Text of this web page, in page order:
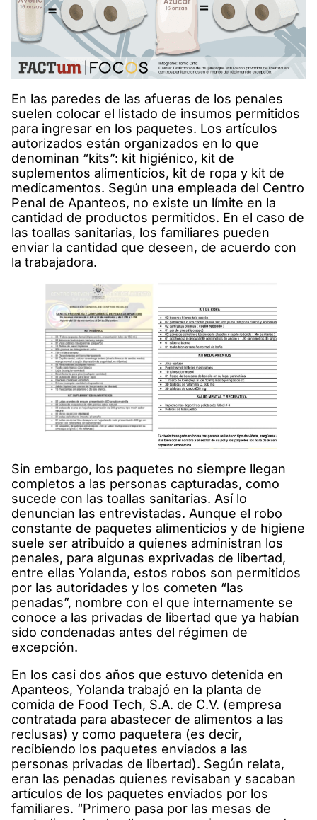
En las paredes de las afueras de los penales
suelen colocar el listado de insumos permitidos
para ingresar en los paquetes. Los artículos
autorizados están organizados en lo que
denominan “kits”: kit higiénico, kit de
suplementos alimenticios, kit de ropa y kit de
medicamentos. Según una empleada del Centro
Penal de Apanteos, no existe un límite en la
cantidad de productos permitidos. En el caso de
las toallas sanitarias, los familiares pueden
enviar la cantidad que deseen, de acuerdo con
la trabajadora.
Sin embargo, los paquetes no siempre llegan
completos a las personas capturadas, como
sucede con las toallas sanitarias. Así lo
denuncian las entrevistadas. Aunque el robo
constante de paquetes alimenticios y de higiene
suele ser atribuido a quienes administran los
penales, para algunas exprivadas de libertad,
entre ellas Yolanda, estos robos son permitidos
por las autoridades y los cometen “las
penadas”, nombre con el que internamente se
conoce a las privadas de libertad que ya habían
sido condenadas antes del régimen de
excepción.
En los casi dos años que estuvo detenida en
Apanteos, Yolanda trabajó en la planta de
comida de Food Tech, S.A. de C.V. (empresa
contratada para abastecer de alimentos a las
reclusas) y como paquetera (es decir,
recibiendo los paquetes enviados a las
personas privadas de libertad). Según relata,
eran las penadas quienes revisaban y sacaban
artículos de los paquetes enviados por los
familiares. “Primero pasa por las mesas de